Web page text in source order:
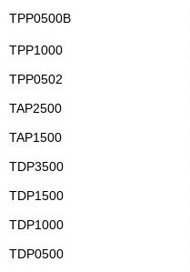
TPP0500B
TPP1000
TPP0502
TAP2500
TAP1500
TDP3500
TDP1500
TDP1000
TDP0500